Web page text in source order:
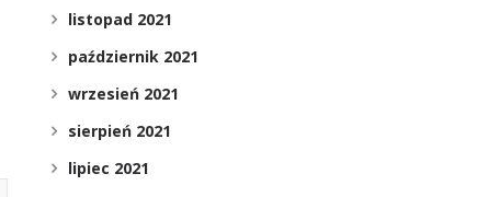
listopad 2021
październik 2021
wrzesień 2021
sierpień 2021
lipiec 2021